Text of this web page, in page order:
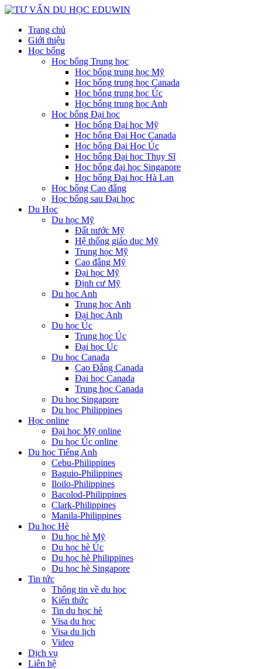
Trang chủ
Giới thiệu
Học bổng
Học bổng Trung học
Học bổng trung học Mỹ
Học bổng trung học Canada
Học bổng trung học Úc
Học bổng trung học Anh
Học bổng Đại học
Học bổng Đại học Mỹ
Học bổng Đại Học Canada
Học bổng Đại Học Úc
Học bổng Đại học Thụy Sĩ
Học bổng đại học Singapore
Học bổng Đại học Hà Lan
Học bổng Cao đẵng
Học bổng sau Đại học
Du Học
Du học Mỹ
Đất nước Mỹ
Hệ thống giáo dục Mỹ
Trung học Mỹ
Cao đẵng Mỹ
Đại học Mỹ
Định cư Mỹ
Du học Anh
Trung học Anh
Đại học Anh
Du học Úc
Trung học Úc
Đại học Úc
Du học Canada
Cao Đẵng Canada
Đại học Canada
Trung học Canada
Du học Singapore
Du học Philippines
Học online
Đại học Mỹ online
Du học Úc online
Du học Tiếng Anh
Cebu-Philippines
Baguio-Philippines
Iloilo-Philippines
Bacolod-Philippines
Clark-Philippines
Manila-Philippines
Du học Hè
Du học hè Mỹ
Du học hè Úc
Du học hè Philippines
Du học hè Singapore
Tin tức
Thông tin về du học
Kiến thức
Tin du học hè
Visa du học
Visa du lịch
Video
Dịch vụ
Liên hệ